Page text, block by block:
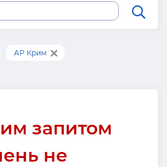
АР Крим
запитом
не